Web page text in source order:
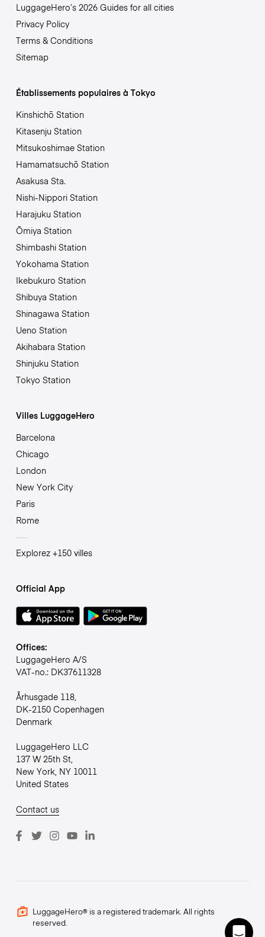
LuggageHero’s 2026 Guides for all cities
Privacy Policy
Terms & Conditions
Sitemap
Établissements populaires à Tokyo
Kinshichō Station
Kitasenju Station
Mitsukoshimae Station
Hamamatsuchō Station
Asakusa Sta.
Nishi-Nippori Station
Harajuku Station
Ōmiya Station
Shimbashi Station
Yokohama Station
Ikebukuro Station
Shibuya Station
Shinagawa Station
Ueno Station
Akihabara Station
Shinjuku Station
Tokyo Station
Villes LuggageHero
Barcelona
Chicago
London
New York City
Paris
Rome
Explorez +150 villes
Official App
Offices:
LuggageHero A/S
VAT-no.: DK37611328
Århusgade 118,
DK-2150 Copenhagen
Denmark
LuggageHero LLC
137 W 25th St,
New York, NY 10011
United States
Contact us
LuggageHero® is a registered trademark. All rights
reserved.